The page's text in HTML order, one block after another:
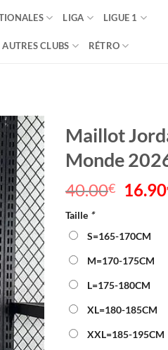
LIGA LIGUE 1
AUTRES CLUBS RÉTRO
Maillot
Monde
40.00€
Le
était :
16.90
Taille *
S=165-170CM
M=170-175CM
L=175-180CM
XL=180-185CM
XXL=185-195CM